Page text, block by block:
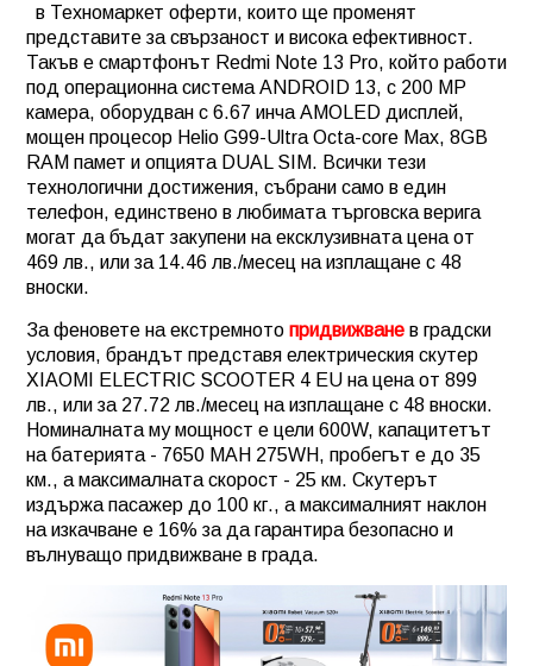
в Техномаркет оферти, които ще променят
представите за свързаност и висока ефективност.
Такъв е смартфонът Redmi Note 13 Pro, който работи
под операционна система ANDROID 13, с 200 MP
камера, оборудван с 6.67 инча AMOLED дисплей,
мощен процесор Helio G99-Ultra Octa-core Max, 8GB
RAM памет и опцията DUAL SIM. Всички тези
технологични достижения, събрани само в един
телефон, единствено в любимата търговска верига
могат да бъдат закупени на ексклузивната цена от
469 лв., или за 14.46 лв./месец на изплащане с 48
вноски.
За феновете на екстремното придвижване в градски
условия, брандът представя електрическия скутер
XIAOMI ELECTRIC SCOOTER 4 EU на цена от 899
лв., или за 27.72 лв./месец на изплащане с 48 вноски.
Номиналната му мощност е цели 600W, капацитетът
на батерията - 7650 MAH 275WH, пробегът е до 35
км., а максималната скорост - 25 км. Скутерът
издържа пасажер до 100 кг., а максималният наклон
на изкачване е 16% за да гарантира безопасно и
вълнуващо придвижване в града.